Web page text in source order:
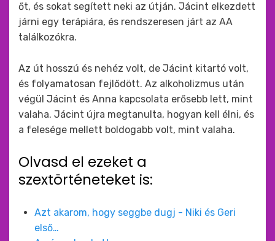
őt, és sokat segített neki az útján. Jácint elkezdett
járni egy terápiára, és rendszeresen járt az AA
találkozókra.
Az út hosszú és nehéz volt, de Jácint kitartó volt,
és folyamatosan fejlődött. Az alkoholizmus után
végül Jácint és Anna kapcsolata erősebb lett, mint
valaha. Jácint újra megtanulta, hogyan kell élni, és
a felesége mellett boldogabb volt, mint valaha.
Olvasd el ezeket a
szextörténeteket is:
Azt akarom, hogy seggbe dugj - Niki és Geri
első…